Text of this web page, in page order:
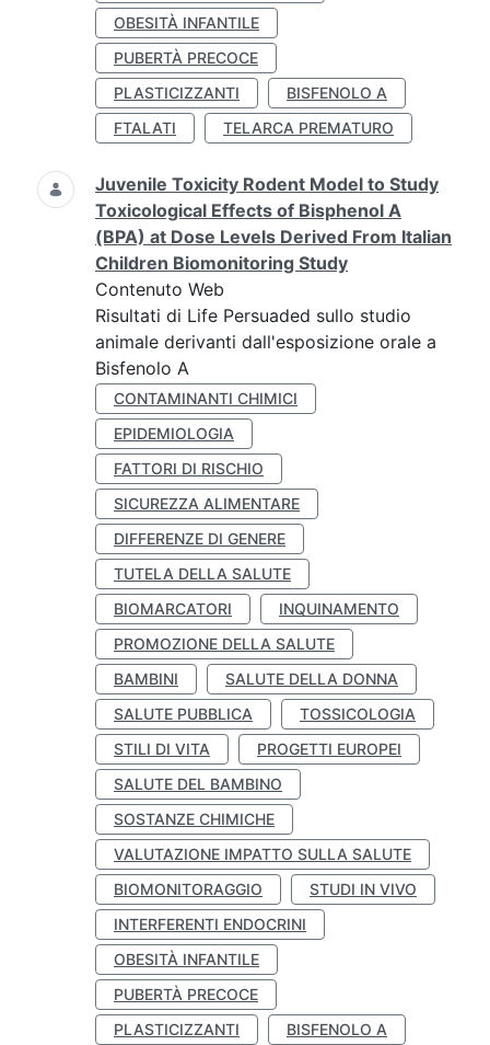
OBESITÀ INFANTILE
PUBERTÀ PRECOCE
PLASTICIZZANTI
BISFENOLO A
FTALATI
TELARCA PREMATURO
Juvenile Toxicity Rodent Model to Study
Toxicological Effects of Bisphenol A
(BPA) at Dose Levels Derived From Italian
Children Biomonitoring Study
Contenuto Web
Risultati di Life Persuaded sullo studio
animale derivanti dall'esposizione orale a
Bisfenolo A
CONTAMINANTI CHIMICI
EPIDEMIOLOGIA
FATTORI DI RISCHIO
SICUREZZA ALIMENTARE
DIFFERENZE DI GENERE
TUTELA DELLA SALUTE
BIOMARCATORI
INQUINAMENTO
PROMOZIONE DELLA SALUTE
BAMBINI
SALUTE DELLA DONNA
SALUTE PUBBLICA
TOSSICOLOGIA
STILI DI VITA
PROGETTI EUROPEI
SALUTE DEL BAMBINO
SOSTANZE CHIMICHE
VALUTAZIONE IMPATTO SULLA SALUTE
BIOMONITORAGGIO
STUDI IN VIVO
INTERFERENTI ENDOCRINI
OBESITÀ INFANTILE
PUBERTÀ PRECOCE
PLASTICIZZANTI
BISFENOLO A